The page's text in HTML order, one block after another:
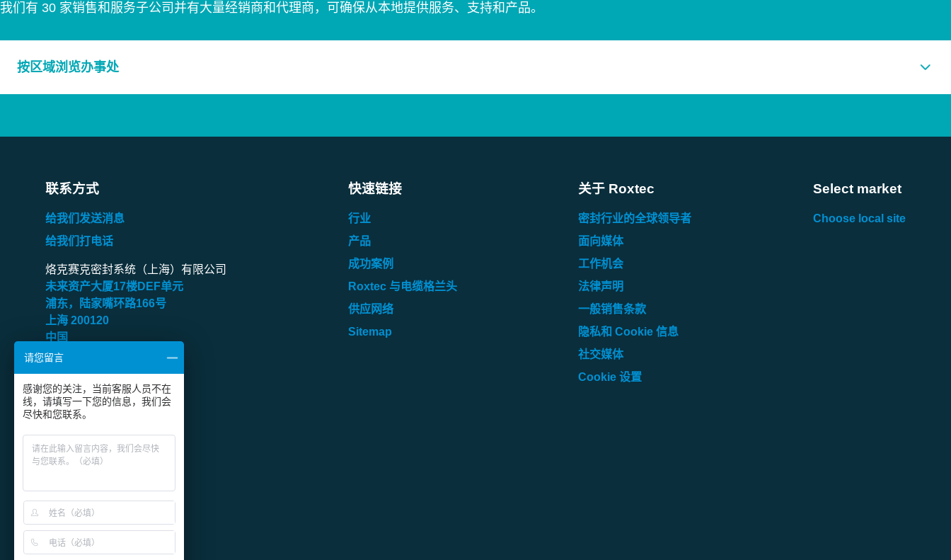
我们有 30 家销售和服务子公司并有大量经销商和代理商，可确保从本地提供服务、支持和产品。
按区域浏览办事处
北美和中美洲
南美洲
联系方式
给我们发送消息
给我们打电话
烙克赛克密封系统（上海）有限公司
未来资产大厦17楼DEF单元
浦东，陆家嘴环路166号
上海 200120
中国
关注烙克赛克微信公众号
沪ICP备2024049238号
快速链接
行业
产品
成功案例
Roxtec 与电缆格兰头
供应网络
Sitemap
关于 Roxtec
密封行业的全球领导者
面向媒体
工作机会
法律声明
一般销售条款
隐私和 Cookie 信息
社交媒体
Cookie 设置
Select market
Choose local site
请您留言
感谢您的关注，当前客服人员不在
线，请填写一下您的信息，我们会
尽快和您联系。